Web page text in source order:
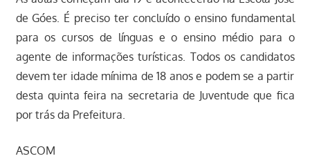
de Góes. É preciso ter concluído o ensino fundamental
para os cursos de línguas e o ensino médio para o
agente de informações turísticas. Todos os candidatos
devem ter idade mínima de 18 anos e podem se a partir
desta quinta feira na secretaria de Juventude que fica
por trás da Prefeitura.
ASCOM